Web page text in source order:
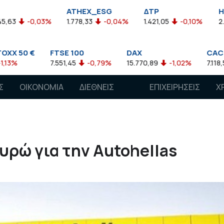
ATHEX_ESG
1.778,33 -0,04%
ΔΤΡ
1.421,05 -0,10% 2.211,72
FTSE 100
7.551,45 -0,79%
DAX
15.770,89 -1,02% 7.118,50 -1,15%
ΟΙΚΟΝΟΜΙΑ
ΔΙΕΘΝΕΙΣ
ΕΠΙΧΕΙΡΗΣΕΙΣ
για την Autohellas